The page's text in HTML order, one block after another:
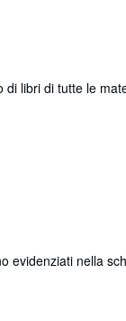
libri di tutte le
evidenziati nella